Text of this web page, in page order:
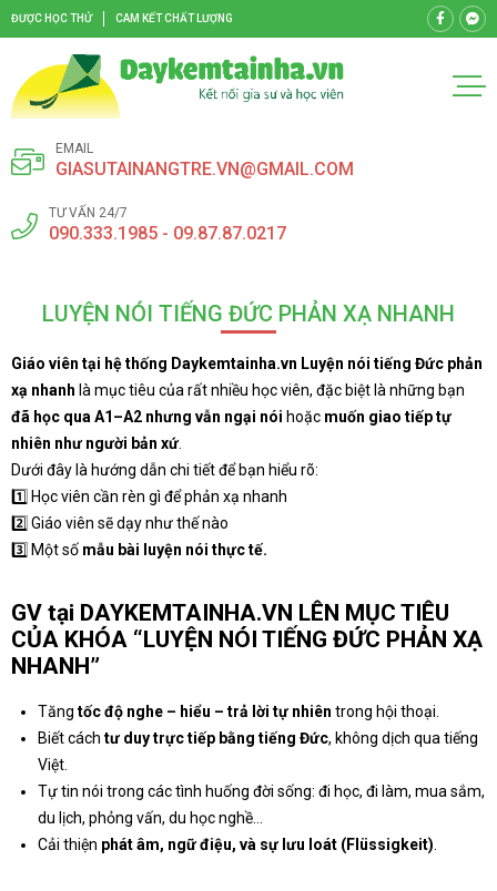
ĐƯỢC HỌC THỬ CAM KẾT CHẤT LƯỢNG
EMAIL
GIASUTAINANGTRE.VN@GMAIL.COM
TƯ VẤN 24/7
090.333.1985 - 09.87.87.0217
LUYỆN NÓI TIẾNG ĐỨC PHẢN XẠ NHANH
Giáo viên tại hệ thống Daykemtainha.vn Luyện nói tiếng Đức phản
xạ nhanh là mục tiêu của rất nhiều học viên, đặc biệt là những bạn
đã học qua A1–A2 nhưng vẫn ngại nói hoặc muốn giao tiếp tự
nhiên như người bản xứ
Dưới đây là hướng dẫn chi tiết để bạn hiểu rõ:
1️⃣ Học viên cần rèn gì để phản xạ nhanh
2️⃣ Giáo viên sẽ dạy như thế nào
3️⃣ Một số mẫu bài luyện nói thực tế.
GV tại DAYKEMTAINHA.VN LÊN MỤC TIÊU
CỦA KHÓA “LUYỆN NÓI TIẾNG ĐỨC PHẢN XẠ
NHANH”
Tăng tốc độ nghe – hiểu – trả lời tự nhiên trong hội thoại.
Biết cách tư duy trực tiếp bằng tiếng Đức, không dịch qua tiếng
Việt.
Tự tin nói trong các tình huống đời sống: đi học, đi làm, mua sắm,
du lịch, phỏng vấn, du học nghề…
Cải thiện phát âm, ngữ điệu, và sự lưu loát (Flüssigkeit)